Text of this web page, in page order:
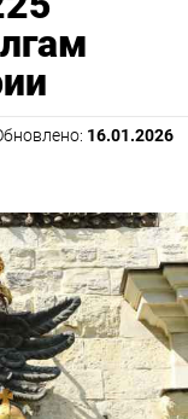
16.01.2026